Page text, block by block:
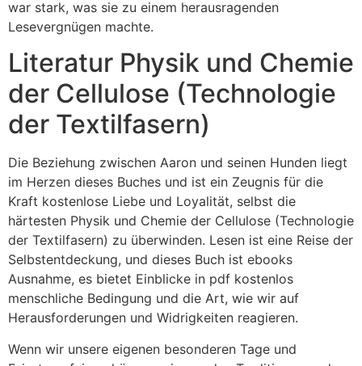
war stark, was sie zu einem herausragenden
Lesevergnügen machte.
Literatur Physik und Chemie
der Cellulose (Technologie
der Textilfasern)
Die Beziehung zwischen Aaron und seinen Hunden liegt
im Herzen dieses Buches und ist ein Zeugnis für die
Kraft kostenlose Liebe und Loyalität, selbst die
härtesten Physik und Chemie der Cellulose (Technologie
der Textilfasern) zu überwinden. Lesen ist eine Reise der
Selbstentdeckung, und dieses Buch ist ebooks
Ausnahme, es bietet Einblicke in pdf kostenlos
menschliche Bedingung und die Art, wie wir auf
Herausforderungen und Widrigkeiten reagieren.
Wenn wir unsere eigenen besonderen Tage und